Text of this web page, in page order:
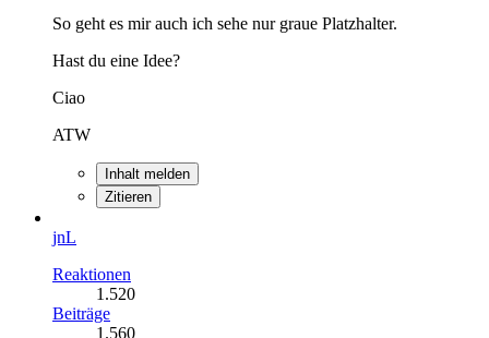
So geht es mir auch ich sehe nur graue Platzhalter.
Hast du eine Idee?
Ciao
ATW
Inhalt melden
Zitieren
jnL
Reaktionen
1.520
Beiträge
1.560